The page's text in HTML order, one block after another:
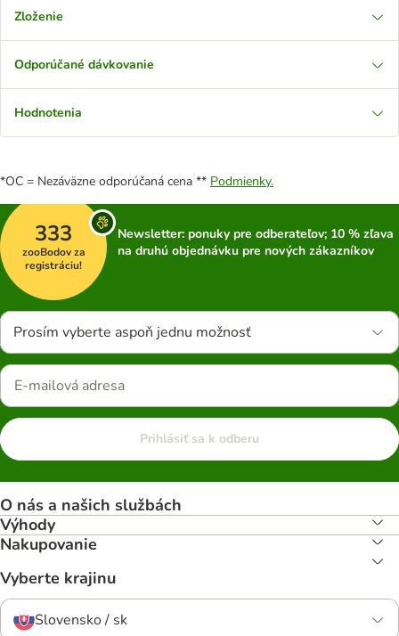
Zloženie
Odporúčané dávkovanie
Hodnotenia
*OC = Nezáväzne odporúčaná cena ** Podmienky.
333
zooBodov za
registráciu!
Newsletter: ponuky pre odberateľov; 10 % zľava
na druhú objednávku pre nových zákazníkov
Prosím vyberte aspoň jednu možnosť
Prihlásiť sa k odberu
O nás a našich službách
Výhody
Nakupovanie
Vyberte krajinu
Slovensko / sk